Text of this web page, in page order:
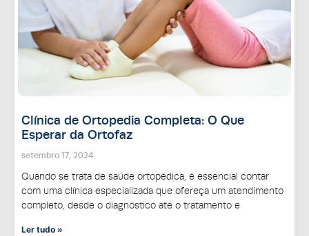
Clínica de Ortopedia Completa: O Que
Esperar da Ortofaz
setembro 17, 2024
Quando se trata de saúde ortopédica, é essencial contar
com uma clínica especializada que ofereça um atendimento
completo, desde o diagnóstico até o tratamento e
Ler tudo »